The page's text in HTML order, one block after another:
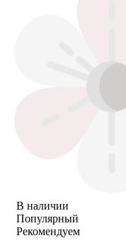
В наличии
Популярный
Рекомендуем